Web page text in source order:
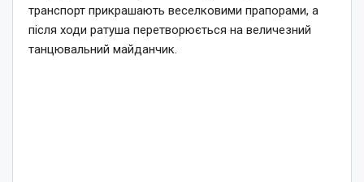
транспорт прикрашають веселковими прапорами, а
після ходи ратуша перетворюється на величезний
танцювальний майданчик.